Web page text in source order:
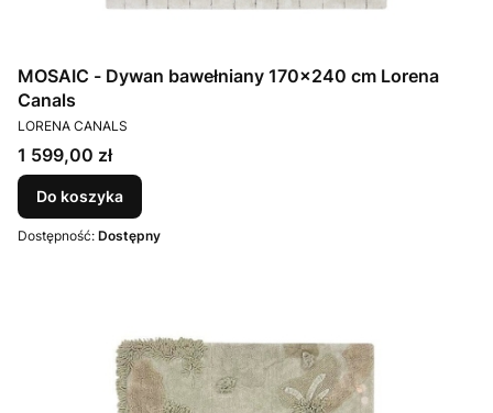
MOSAIC - Dywan bawełniany 170x240 cm Lorena
Canals
PRODUCENT
LORENA CANALS
Cena
1 599,00 zł
Do koszyka
Dostępność: Dostępny